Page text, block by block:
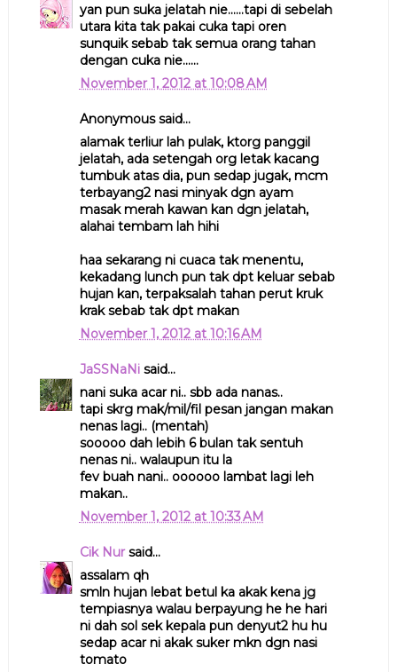
yan pun suka jelatah nie......tapi di sebelah
utara kita tak pakai cuka tapi oren
sunquik sebab tak semua orang tahan
dengan cuka nie......
November 1, 2012 at 10:08 AM
Anonymous said...
alamak terliur lah pulak, ktorg panggil
jelatah, ada setengah org letak kacang
tumbuk atas dia, pun sedap jugak, mcm
terbayang2 nasi minyak dgn ayam
masak merah kawan kan dgn jelatah,
alahai tembam lah hihi
haa sekarang ni cuaca tak menentu,
kekadang lunch pun tak dpt keluar sebab
hujan kan, terpaksalah tahan perut kruk
krak sebab tak dpt makan
November 1, 2012 at 10:16 AM
JaSSNaNisaid...
nani suka acar ni.. sbb ada nanas..
tapi skrg mak/mil/fil pesan jangan makan
nenas lagi.. (mentah)
sooooo dah lebih 6 bulan tak sentuh
nenas ni.. walaupun itu la
fev buah nani.. oooooo lambat lagi leh
makan..
November 1, 2012 at 10:33 AM
Cik Nursaid...
assalam qh
smln hujan lebat betul ka akak kena jg
tempiasnya walau berpayung he he hari
ni dah sol sek kepala pun denyut2 hu hu
sedap acar ni akak suker mkn dgn nasi
tomato